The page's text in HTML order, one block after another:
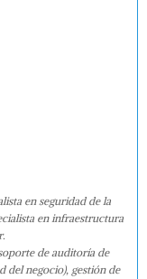
en seguridad de la
en infraestructura
de auditoría de
del negocio), gestión de